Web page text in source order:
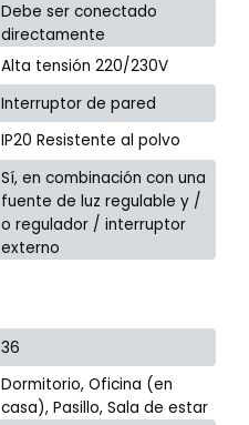
Debe ser conectado
directamente
Alta tensión 220/230V
Interruptor de pared
IP20 Resistente al polvo
Sí, en combinación con una
fuente de luz regulable y /
o regulador / interruptor
externo
36
Dormitorio, Oficina (en
casa), Pasillo, Sala de estar